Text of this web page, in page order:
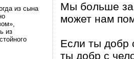
из сына
из
Мы больше
может нам
Если ты добр
ты добр с